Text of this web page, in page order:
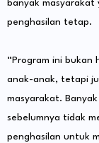
banyak masyarakat
penghasilan tetap.
“Program ini bukan
anak-anak, tetapi
masyarakat.
sebelumnya tidak
penghasilan untuk